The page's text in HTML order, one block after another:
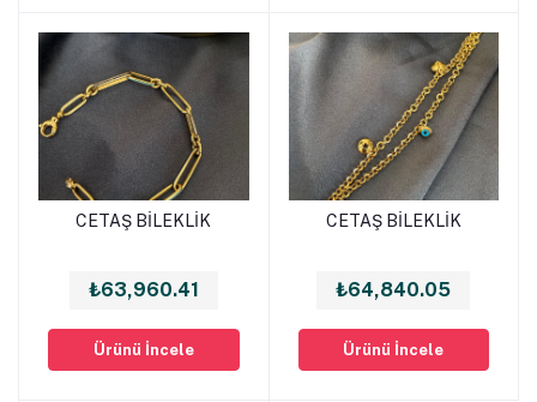
Sepete Ekle
CETAŞ BİLEKLİK
₺63,960.41
Ürünü İncele
Sepete Ekle
CETAŞ BİLEKLİK
₺64,840.05
Ürünü İncele